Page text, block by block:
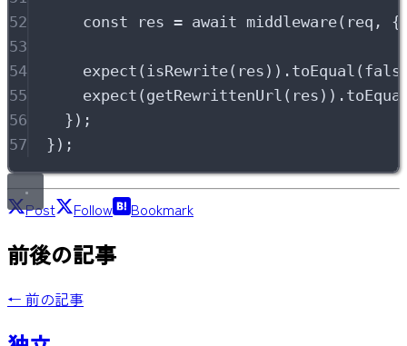
52
const res = await middleware(req ,
53
54
expect ( isRewrite(res)) . toEqual (
55
expect ( getRewrittenUrl (res)) .
56
} ) ;
57
} ) ;
Post Follow Bookmark
前後の記事
← 前の記事